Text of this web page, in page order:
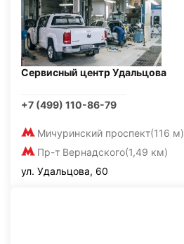
Сервисный центр Удальцова
+7 (499) 110-86-79
Мичуринский проспект(116 м)
Пр-т Вернадского(1,49 км)
ул. Удальцова, 60